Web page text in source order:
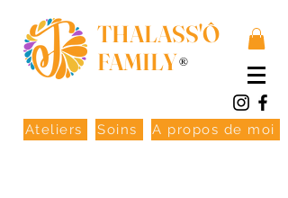
THALASS'Ô
FAMILY®
Ateliers Soins A propos de moi